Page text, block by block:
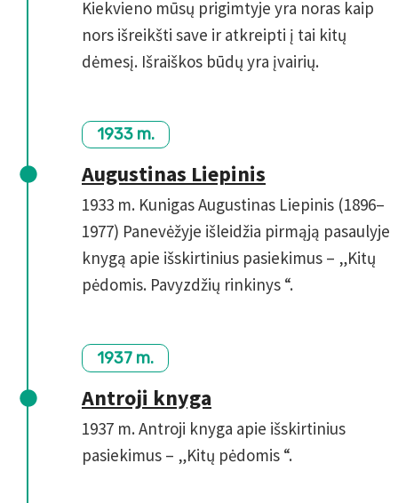
Kiekvieno mūsų prigimtyje yra noras kaip
nors išreikšti save ir atkreipti į tai kitų
dėmesį. Išraiškos būdų yra įvairių.
1933 m.
Augustinas Liepinis
1933 m. Kunigas Augustinas Liepinis (1896–
1977) Panevėžyje išleidžia pirmąją pasaulyje
knygą apie išskirtinius pasiekimus – „Kitų
pėdomis. Pavyzdžių rinkinys “.
1937 m.
Antroji knyga
1937 m. Antroji knyga apie išskirtinius
pasiekimus – „Kitų pėdomis “.